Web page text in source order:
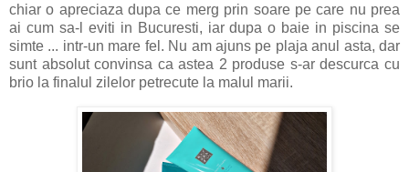
chiar o apreciaza dupa ce merg prin soare pe care nu prea
ai cum sa-l eviti in Bucuresti, iar dupa o baie in piscina se
simte ... intr-un mare fel. Nu am ajuns pe plaja anul asta, dar
sunt absolut convinsa ca astea 2 produse s-ar descurca cu
brio la finalul zilelor petrecute la malul marii.